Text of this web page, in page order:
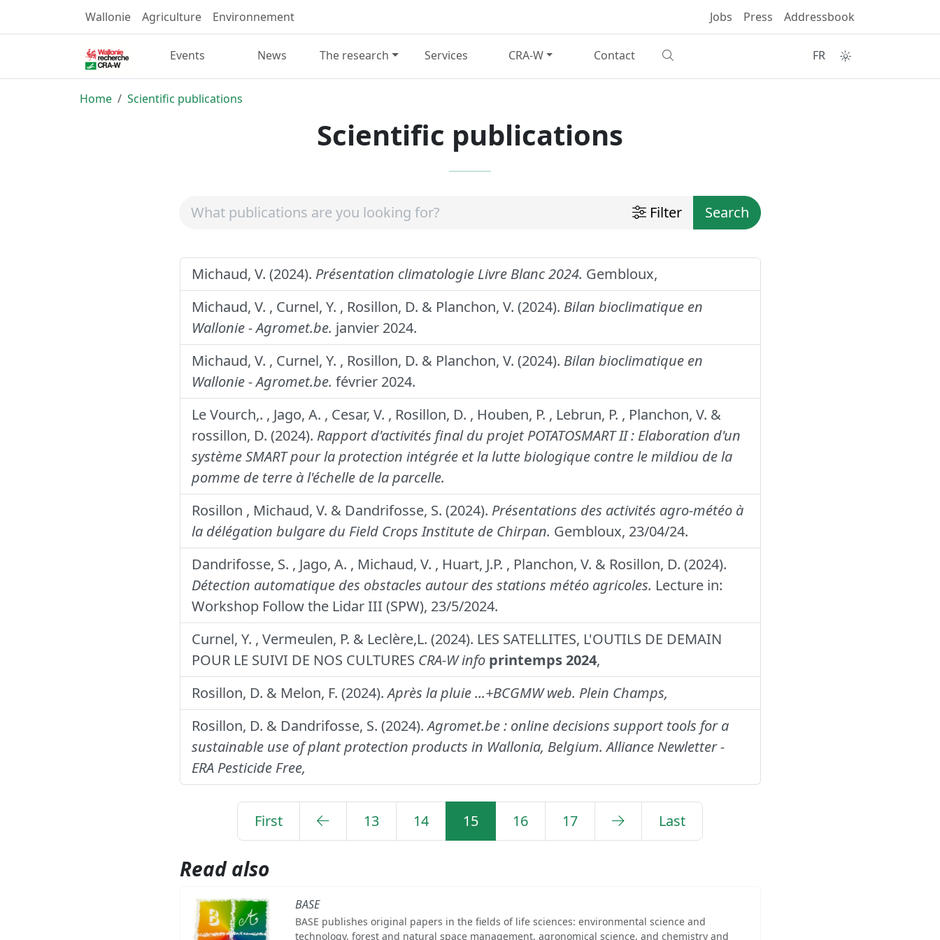
Wallonie Agriculture Environnement Jobs Press Addressbook
Events News The research Services CRA-W Contact FR
Home Scientific publications
Scientific publications
Filter Search
Michaud, V. (2024). Présentation climatologie Livre Blanc 2024. Gembloux,
Michaud, V. , Curnel, Y. , Rosillon, D. & Planchon, V. (2024). Bilan bioclimatique en
Wallonie - Agromet.be. janvier 2024.
Michaud, V. , Curnel, Y. , Rosillon, D. & Planchon, V. (2024). Bilan bioclimatique en
Wallonie - Agromet.be. février 2024.
Le Vourch,. , Jago, A. , Cesar, V. , Rosillon, D. , Houben, P. , Lebrun, P. , Planchon, V. &
rossillon, D. (2024). Rapport d'activités final du projet POTATOSMART II : Elaboration d'un
système SMART pour la protection intégrée et la lutte biologique contre le mildiou de la
pomme de terre à l'échelle de la parcelle.
Rosillon , Michaud, V. & Dandrifosse, S. (2024). Présentations des activités agro-météo à
la délégation bulgare du Field Crops Institute de Chirpan. Gembloux, 23/04/24.
Dandrifosse, S. , Jago, A. , Michaud, V. , Huart, J.P. , Planchon, V. & Rosillon, D. (2024).
Détection automatique des obstacles autour des stations météo agricoles. Lecture in:
Workshop Follow the Lidar III (SPW), 23/5/2024.
Curnel, Y. , Vermeulen, P. & Leclère,L. (2024). LES SATELLITES, L'OUTILS DE DEMAIN
POUR LE SUIVI DE NOS CULTURES CRA-W info printemps 2024,
Rosillon, D. & Melon, F. (2024).Après la pluie ...+BCGMW web. Plein Champs,
Rosillon, D. & Dandrifosse, S. (2024).Agromet.be : online decisions support tools for a
sustainable use of plant protection products in Wallonia, Belgium. Alliance Newletter -
ERA Pesticide Free,
First 13 14 15 16 17 Last
Read also
BASE
BASE publishes original papers in the fields of life sciences: environmental science and
technology, forest and natural space management, agronomical science, and chemistry and